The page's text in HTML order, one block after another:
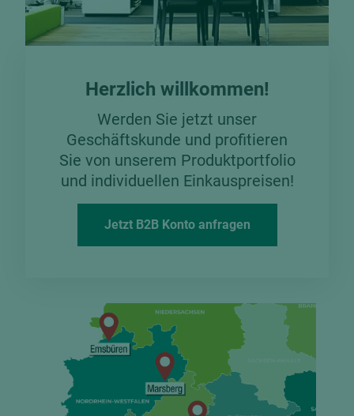
Herzlich willkommen!
Werden Sie jetzt unser
Geschäftskunde und profitieren
Sie von unserem Produktportfolio
und individuellen Einkauspreisen!
Jetzt B2B Konto anfragen